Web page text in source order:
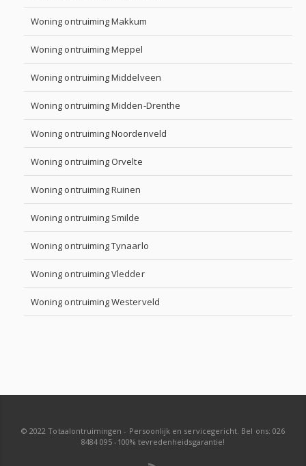
Woning ontruiming Makkum
Woning ontruiming Meppel
Woning ontruiming Middelveen
Woning ontruiming Midden-Drenthe
Woning ontruiming Noordenveld
Woning ontruiming Orvelte
Woning ontruiming Ruinen
Woning ontruiming Smilde
Woning ontruiming Tynaarlo
Woning ontruiming Vledder
Woning ontruiming Westerveld
© 2022 Totaalontruimingen - Persoonlijk en servicegericht. Bel ons: 026
8484 095 -100% tevredenheidsgarantie!